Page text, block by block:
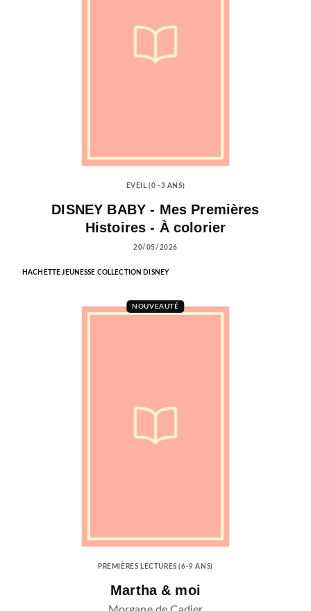
EVEIL (0 -3 ANS)
DISNEY BABY - Mes Premières
Histoires - À colorier
20/05/2026
HACHETTE JEUNESSE COLLECTION DISNEY
NOUVEAUTÉ
PREMIÈRES LECTURES (6-9 ANS)
Martha & moi